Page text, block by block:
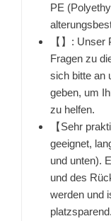
PE
【】:
Fragen zu
sich bitte an
geben, um
zu helfen.
【Sehr
geeignet,
und unten).
und des
werden und